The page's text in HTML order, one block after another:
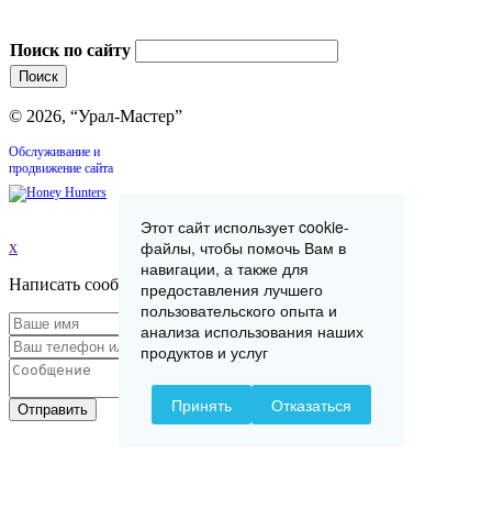
Поиск по сайту
© 2026, “Урал-Мастер”
Обслуживание и
продвижение сайта
x
Написать сообщение
Отправить
Этот сайт использует cookie-
файлы, чтобы помочь Вам в
навигации, а также для
предоставления лучшего
пользовательского опыта и
анализа использования наших
продуктов и услуг
Принять Отказаться